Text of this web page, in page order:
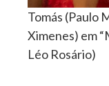
Tomás (Paulo
Ximenes) em
Léo Rosário)